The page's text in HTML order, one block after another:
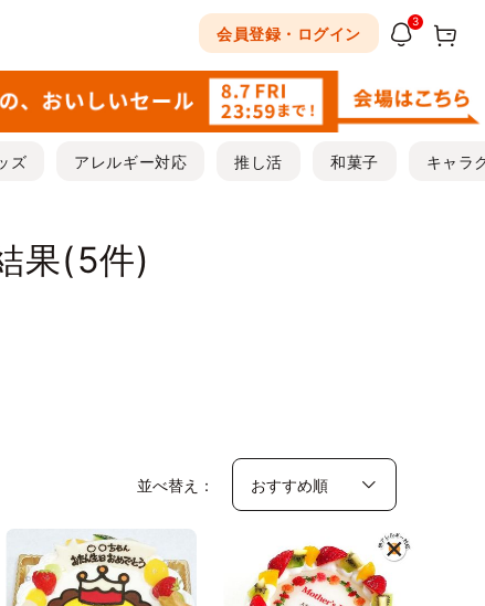
会員登録・ログイン
3
ズ アレルギー対応 推し活 和菓子 キャラ
果(5件)
並べ替え：